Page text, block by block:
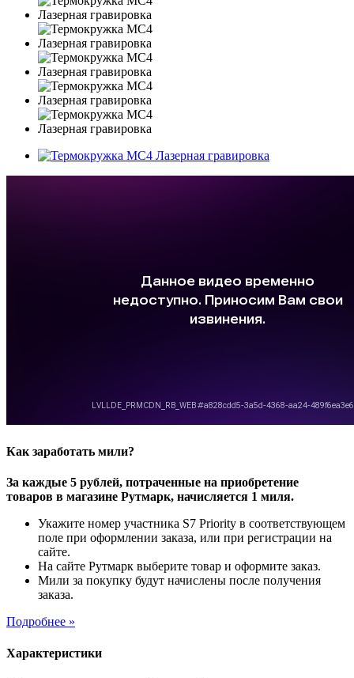
Как заработать мили?
За каждые 5 рублей, потраченные на приобретение
товаров в магазине Рутмарк, начисляется 1 миля.
Укажите номер участника S7 Priority в соответствующем
поле при оформлении заказа, или при регистрации на
сайте.
На сайте Рутмарк выберите товар и оформите заказ.
Мили за покупку будут начислены после получения
заказа.
Подробнее »
Характеристики